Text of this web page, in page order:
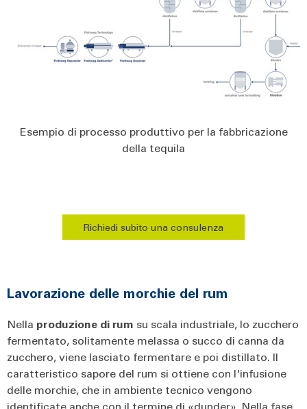
Esempio di processo produttivo per la fabbricazione
della tequila
Richiedi subito una consulenza
Lavorazione delle morchie del rum
Nella produzione di rum su scala industriale, lo zucchero
fermentato, solitamente melassa o succo di canna da
zucchero, viene lasciato fermentare e poi distillato. Il
caratteristico sapore del rum si ottiene con l'infusione
delle morchie, che in ambiente tecnico vengono
identificate anche con il termine di «dunder». Nella fase